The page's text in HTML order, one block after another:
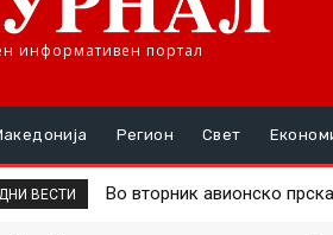
информативен портал
Регион Свет
ВЕСТИ Во вторник авионско
Д-р Трајановски: По